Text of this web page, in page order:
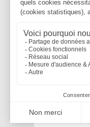
Mentions légales